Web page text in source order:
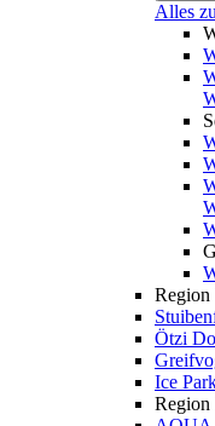
Alles
Region
Ötzi
Ice
Region